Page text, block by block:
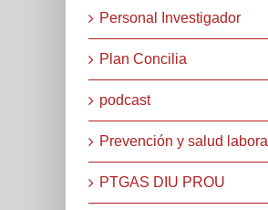
Personal Investigador
Plan Concilia
podcast
Prevención y salud laboral
PTGAS DIU PROU